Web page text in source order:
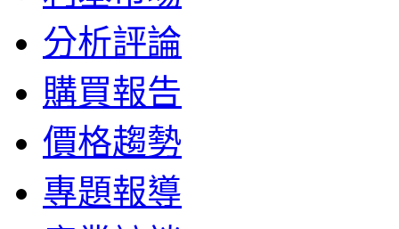
分析評論
購買報告
價格趨勢
專題報導